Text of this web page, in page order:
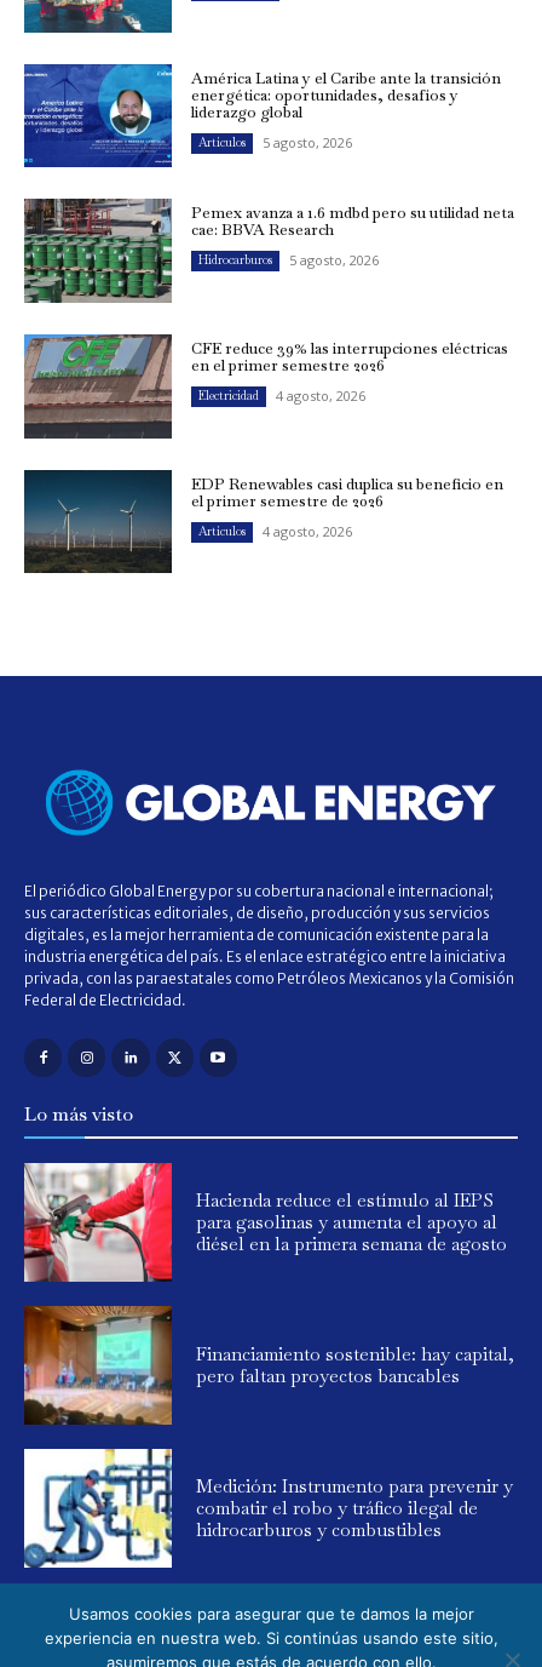
América Latina y el Caribe ante la transición
energética: oportunidades, desafíos y
liderazgo global
Artículos 5 agosto, 2026
Pemex avanza a 1.6 mdbd pero su utilidad neta
cae: BBVA Research
Hidrocarburos 5 agosto, 2026
CFE reduce 39% las interrupciones eléctricas
en el primer semestre 2026
Electricidad 4 agosto, 2026
EDP Renewables casi duplica su beneficio en
el primer semestre de 2026
Artículos 4 agosto, 2026
El periódico Global Energy por su cobertura nacional e internacional;
sus características editoriales, de diseño, producción y sus servicios
digitales, es la mejor herramienta de comunicación existente para la
industria energética del país. Es el enlace estratégico entre la iniciativa
privada, con las paraestatales como Petróleos Mexicanos y la Comisión
Federal de Electricidad.
Lo más visto
Hacienda reduce el estímulo al IEPS
para gasolinas y aumenta el apoyo al
diésel en la primera semana de agosto
Financiamiento sostenible: hay capital,
pero faltan proyectos bancables
Medición: Instrumento para prevenir y
combatir el robo y tráfico ilegal de
hidrocarburos y combustibles
Usamos cookies para asegurar que te damos la mejor
experiencia en nuestra web. Si continúas usando este sitio,
asumiremos que estás de acuerdo con ello.